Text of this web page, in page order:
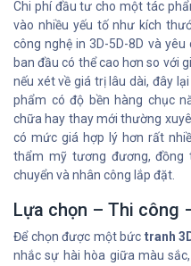
Chi phí đầu tư cho một tác
vào nhiều yếu tố như kích
công nghệ in 3D-5D-8D và
ban đầu có thể cao hơn so với
nếu xét về giá trị lâu dài, đây
phẩm có độ bền hàng chục
chữa hay thay mới thường
có mức giá hợp lý hơn rất
thẩm mỹ tương đương, đồng
chuyển và nhân công lắp đặt.
Lựa chọn – Thi công
Để chọn được một bức tranh
nhắc sự hài hòa giữa màu